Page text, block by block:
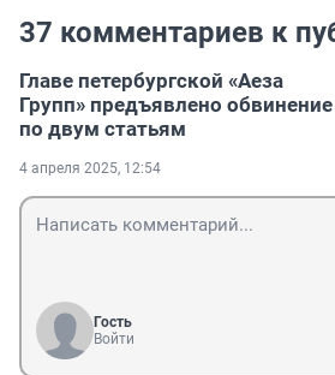
37 комментариев к
Главе петербургской «Аеза
Групп» предъявлено обвинение
по двум статьям
4 апреля 2025, 12:54
Гость
Войти